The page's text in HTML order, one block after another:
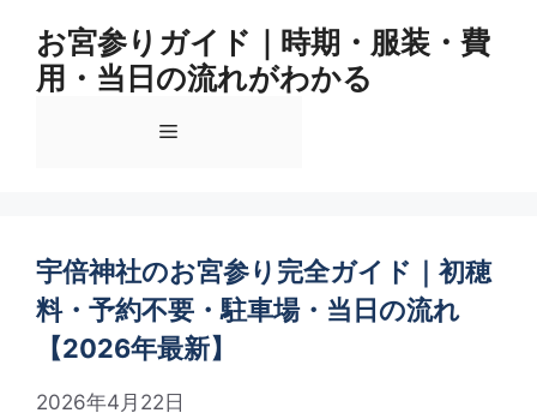
お宮参りガイド｜時期・服装・費
用・当日の流れがわかる
メ
ュ
ー
宇倍神社のお宮参り完全ガイド｜初穂
料・予約不要・駐車場・当日の流れ
【2026年最新】
2026年4月22日